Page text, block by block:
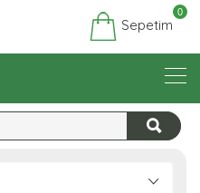
Sepetim
0